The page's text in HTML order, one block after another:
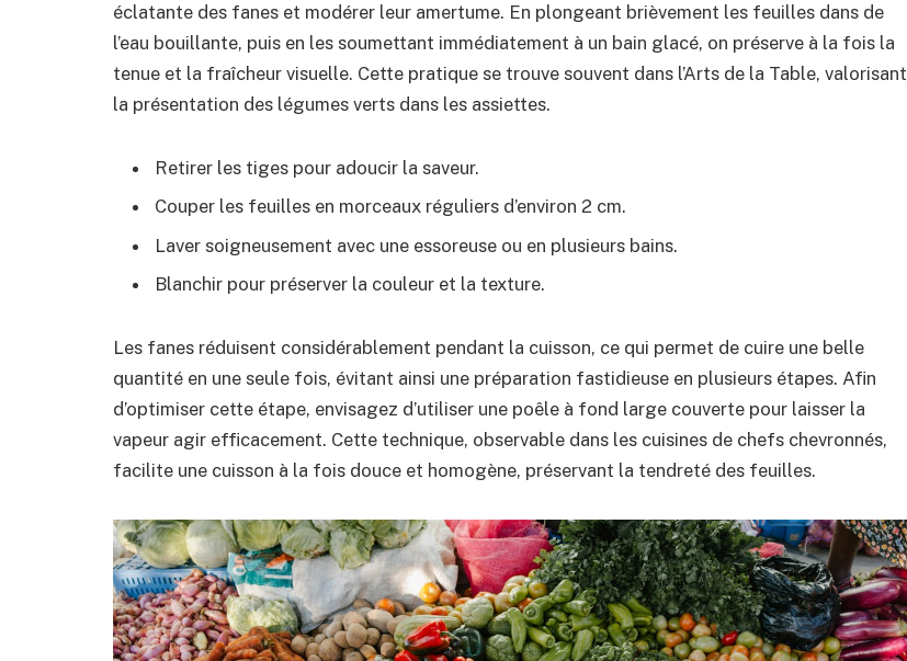
éclatante des fanes et modérer leur amertume. En plongeant brièvement les feuilles dans de
l’eau bouillante, puis en les soumettant immédiatement à un bain glacé, on préserve à la fois la
tenue et la fraîcheur visuelle. Cette pratique se trouve souvent dans l’Arts de la Table, valorisant
la présentation des légumes verts dans les assiettes.
Retirer les tiges pour adoucir la saveur.
Couper les feuilles en morceaux réguliers d’environ 2 cm.
Laver soigneusement avec une essoreuse ou en plusieurs bains.
Blanchir pour préserver la couleur et la texture.
Les fanes réduisent considérablement pendant la cuisson, ce qui permet de cuire une belle
quantité en une seule fois, évitant ainsi une préparation fastidieuse en plusieurs étapes. Afin
d’optimiser cette étape, envisagez d’utiliser une poêle à fond large couverte pour laisser la
vapeur agir efficacement. Cette technique, observable dans les cuisines de chefs chevronnés,
facilite une cuisson à la fois douce et homogène, préservant la tendreté des feuilles.